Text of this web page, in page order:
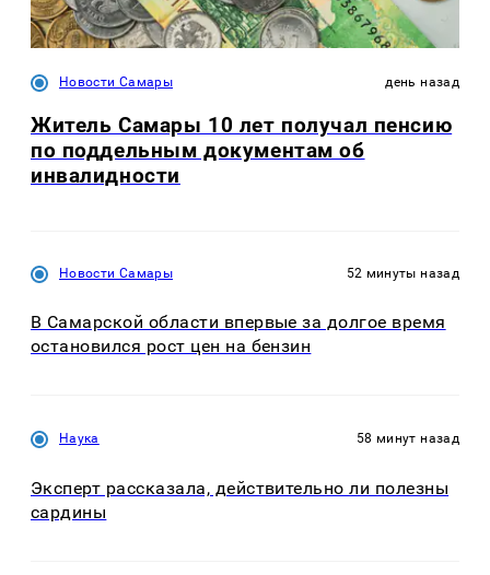
Новости Самары день назад
Житель Самары 10 лет получал пенсию
по поддельным документам об
инвалидности
Новости Самары 52 минуты назад
В Самарской области впервые за долгое время
остановился рост цен на бензин
Наука 58 минут назад
Эксперт рассказала, действительно ли полезны
сардины